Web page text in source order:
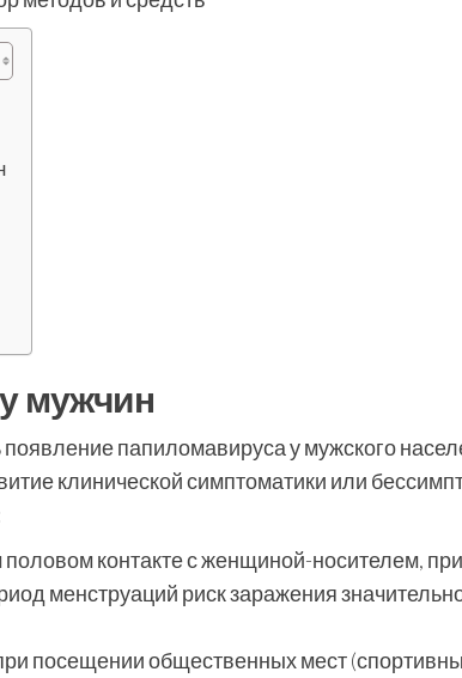
мужчин
папиломавируса у мужского
клинической симптоматики или
контакте с женщиной-носителем,
менструаций риск заражения
посещении общественных мест